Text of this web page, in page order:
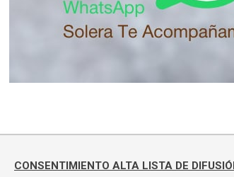
CONSENTIMIENTO ALTA LISTA DE